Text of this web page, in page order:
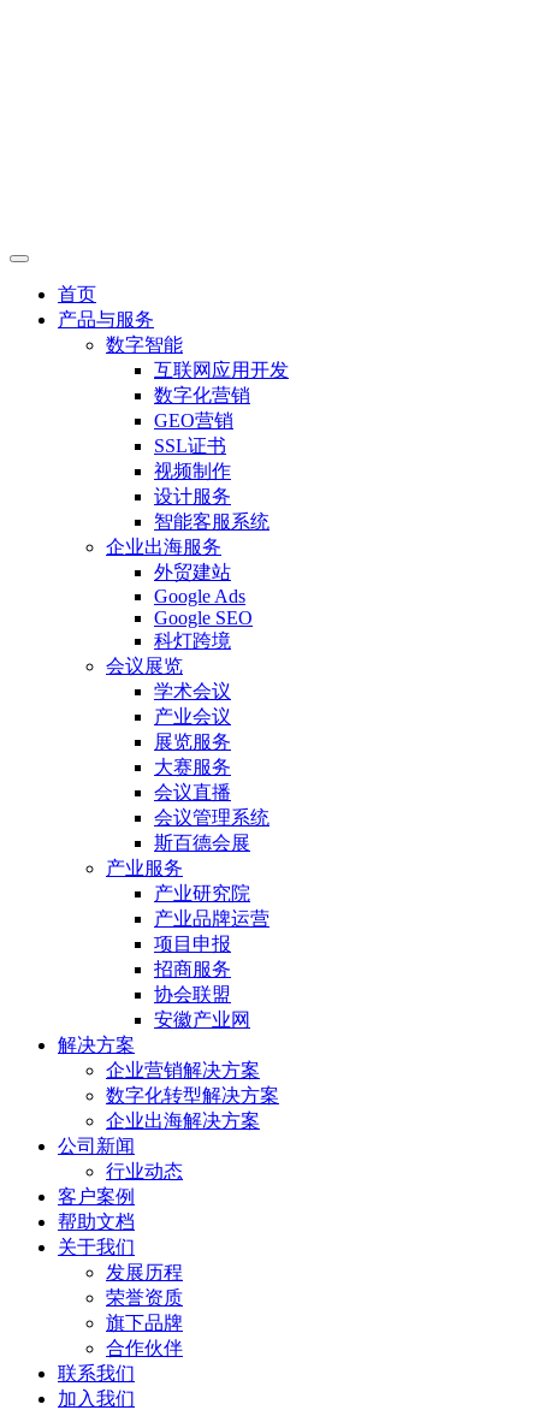
首页
产品与服务
数字智能
互联网应用开发
数字化营销
GEO营销
SSL证书
视频制作
设计服务
智能客服系统
企业出海服务
外贸建站
Google Ads
Google SEO
科灯跨境
会议展览
学术会议
产业会议
展览服务
大赛服务
会议直播
会议管理系统
斯百德会展
产业服务
产业研究院
产业品牌运营
项目申报
招商服务
协会联盟
安徽产业网
解决方案
企业营销解决方案
数字化转型解决方案
企业出海解决方案
公司新闻
行业动态
客户案例
帮助文档
关于我们
发展历程
荣誉资质
旗下品牌
合作伙伴
联系我们
加入我们